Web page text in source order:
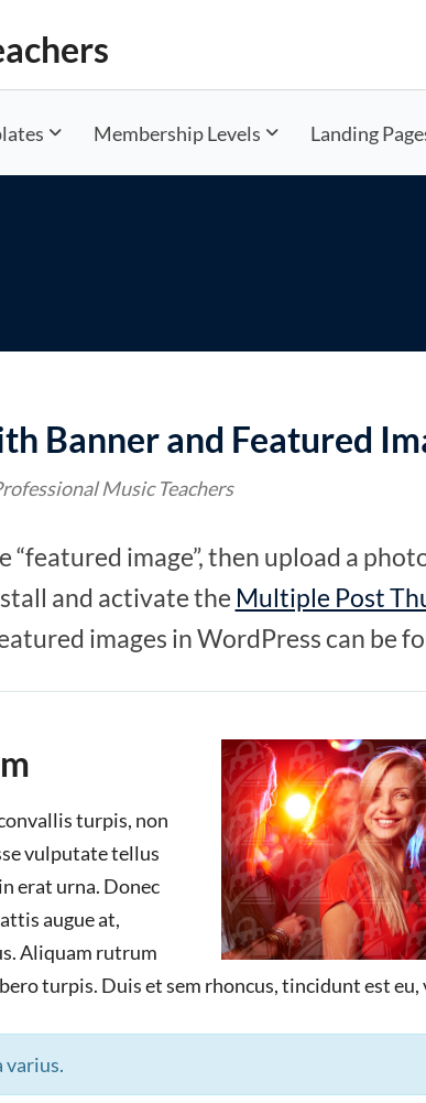
Membership Levels Landing
Banner and Featured
Music Teachers
“featured image”, then upload a
and activate the Multiple Post
images in WordPress can be
turpis, non
vulputate tellus
erat urna. Donec
augue at,
Aliquam rutrum
turpis. Duis et sem rhoncus, tincidunt est eu,
varius.